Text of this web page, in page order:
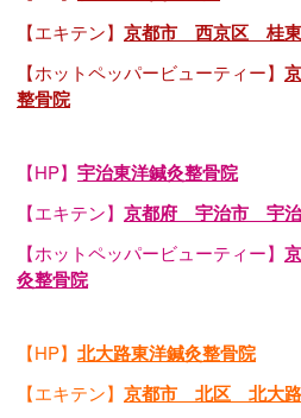
【エキテン】 京都市 西京区 桂東
【ホットペッパービューティー】
整骨院
【HP】 宇治東洋鍼灸整骨院
【エキテン】 京都府 宇治市 宇治
【ホットペッパービューティー】
灸整骨院
【HP】 北大路東洋鍼灸整骨院
【エキテン】 京都市 北区 北大路